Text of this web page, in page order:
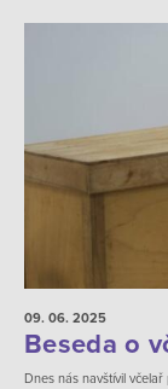
09. 06. 2025
Beseda o
Dnes nás navštívil